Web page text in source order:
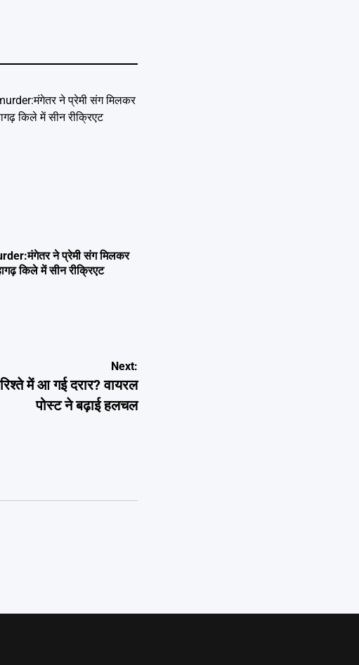
ने प्रेमी संग मिलकर
किले में सीन रीक्रिएट
Next:
में आ गई दरार? वायरल
पोस्ट ने बढ़ाई हलचल